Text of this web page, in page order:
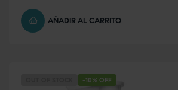
AÑADIR AL CARRITO
-10% OFF